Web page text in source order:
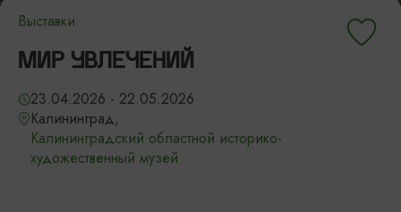
Выставки
МИР УВЛЕЧЕНИЙ
23.04.2026 - 22.05.2026
Калининград,
Калининградский областной историко-
художественный музей